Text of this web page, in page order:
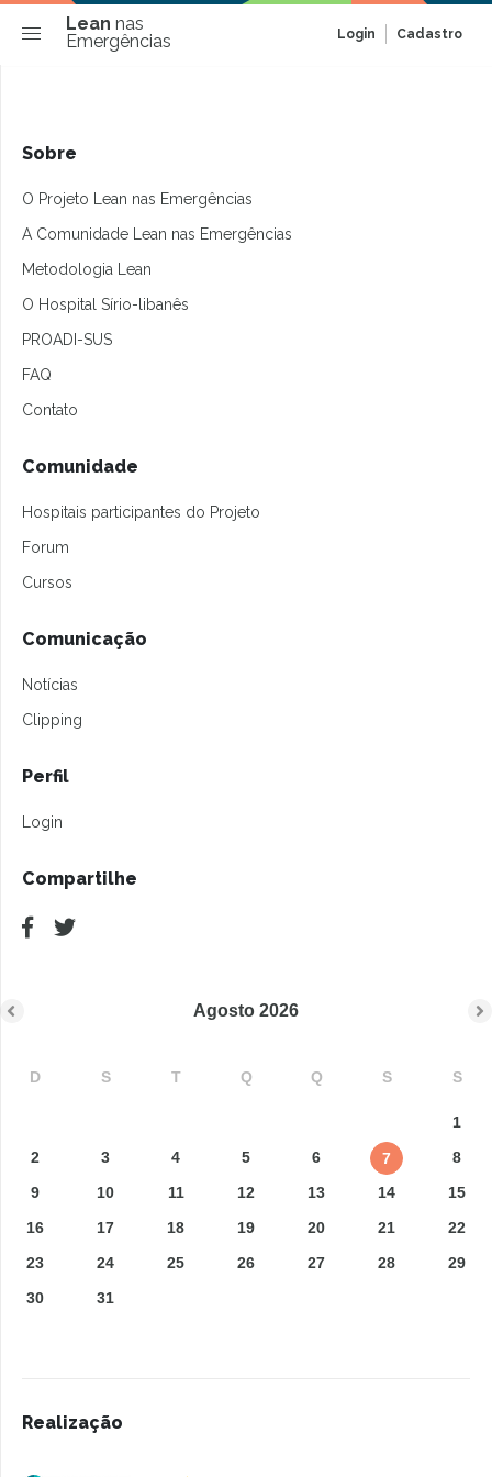
Lean nas
Emergências
Login Cadastro
Sobre
O Projeto Lean nas Emergências
A Comunidade Lean nas Emergências
Metodologia Lean
O Hospital Sírio-libanês
PROADI-SUS
FAQ
Contato
Comunidade
Hospitais participantes do Projeto
Forum
Cursos
Comunicação
Notícias
Clipping
Perfil
Login
Compartilhe
Agosto 2026
D S T Q Q S S
1
2
3 4 5 6 7
8
9
10 11 12 13 14
15
16
17 18 19 20 21
22
23
24 25 26 27 28
29
30
31
Realização